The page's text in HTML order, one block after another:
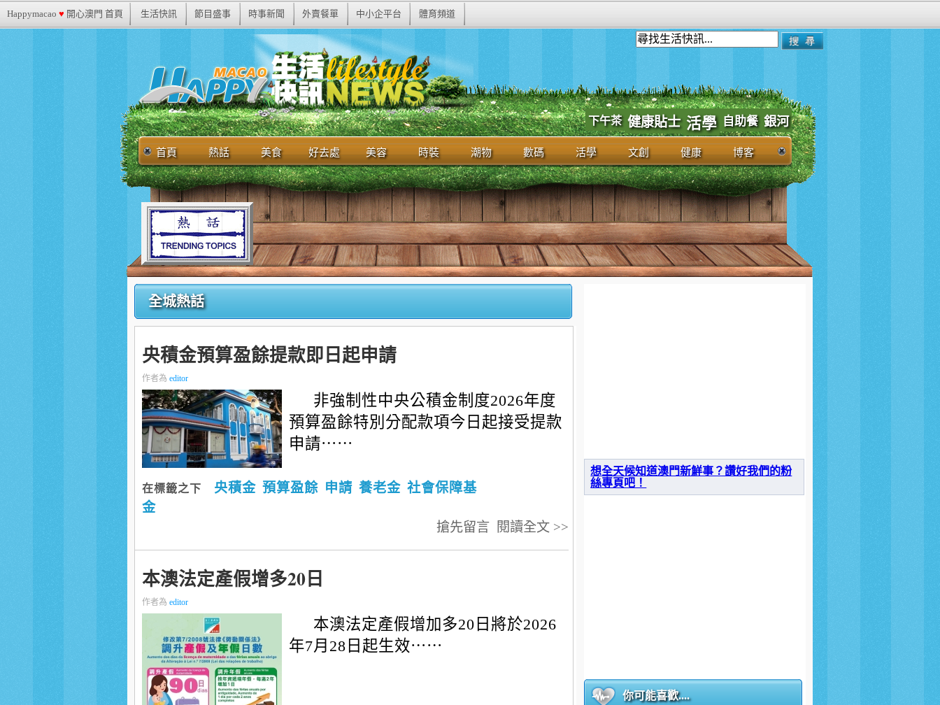
Happymacao ♥ 開心澳門 首頁 生活快訊 節目盛事 時事新聞 外賣餐單 中小企平台 體育頻道
下午茶 健康貼士 活學 自助餐 銀河
首頁 熱話 美食 好去處 美容 時裝 潮物 數碼 活學 文創 健康 博客
全城熱話
央積金預算盈餘提款即日起申請
作者為 editor
非強制性中央公積金制度2026年度
預算盈餘特別分配款項今日起接受提款
申請⋯⋯
在標籤之下 央積金 預算盈餘 申請 養老金 社會保障基
金
閱讀全文 >>
搶先留言
本澳法定產假增多20日
作者為 editor
本澳法定產假增加多20日將於2026
年7月28日起生效⋯⋯
想全天候知道澳門新鮮事？讚好我們的粉
絲專頁吧！
你可能喜歡....